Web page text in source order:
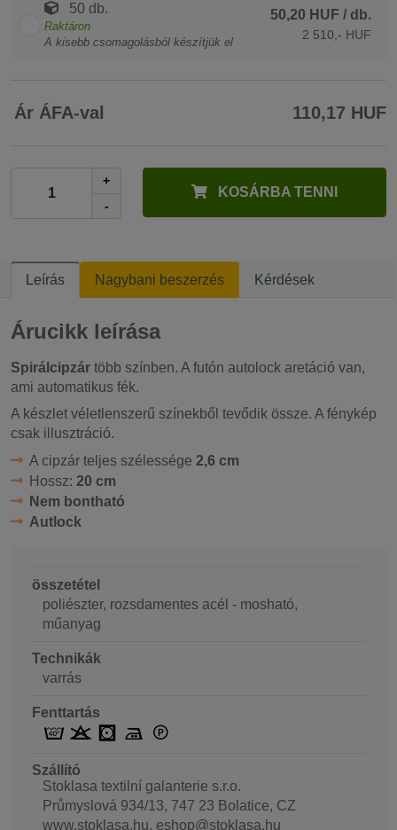
50 db.
Raktáron
A kisebb csomagolásból készítjük el
50,20 HUF / db.
2 510,- HUF
Ár ÁFA-val 110,17 HUF
+
-
KOSÁRBA TENNI
Leírás Nagybani beszerzés Kérdések
Árucikk leírása
Spirálcipzár több színben. A futón autolock aretáció van,
ami automatikus fék.
A készlet véletlenszerű színekből tevődik össze. A fénykép
csak illusztráció.
A cipzár teljes szélessége 2,6 cm
Hossz: 20 cm
Nem bontható
Autlock
összetétel
poliészter, rozsdamentes acél - mosható,
műanyag
Technikák
varrás
Fenttartás
Szállító
Stoklasa textilní galanterie s.r.o.
Průmyslová 934/13, 747 23 Bolatice, CZ
www.stoklasa.hu, eshop@stoklasa.hu